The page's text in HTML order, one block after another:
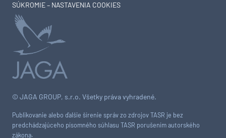
© JAGA GROUP, s.r.o. Všetky práva vyhradené.
Publikovanie alebo ďalšie šírenie správ zo zdrojov TASR je bez
predchádzajúceho písomného súhlasu TASR porušením autorského
zákona.
SÚKROMIE – NASTAVENIA COOKIES